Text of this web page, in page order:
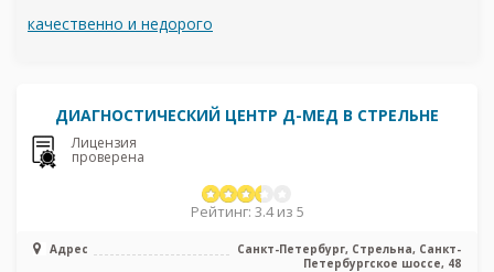
качественно и недорого
ДИАГНОСТИЧЕСКИЙ ЦЕНТР Д-МЕД В СТРЕЛЬНЕ
Лицензия
проверена
Рейтинг: 3.4 из 5
Адрес
Санкт-Петербург, Стрельна, Санкт-
Петербургское шоссе, 48